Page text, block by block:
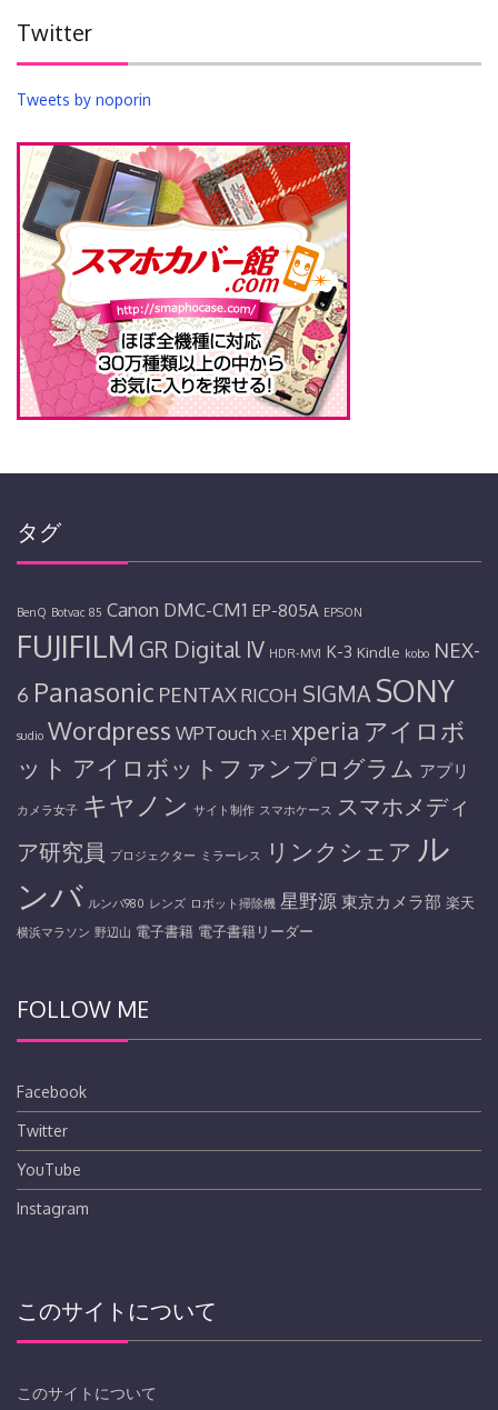
Twitter
Tweets by noporin
タグ
BenQ Botvac 85 Canon DMC-CM1 EP-805A EPSON
FUJIFILM GR Digital IV HDR-MV1 K-3 Kindle kobo NEX-
6 Panasonic PENTAXRICOH SIGMA SONY
sudio Wordpress WPTouch X-E1 xperia アイロボ
ット アイロボットファンプログラム アプリ
カメラ女子 キヤノン サイト制作 スマホケース
スマホメディ
ア研究員 プロジェクター ミラーレス リンクシェア ル
ンバ ルンバ980 レンズ ロボット掃除機 星野源 東京カメラ部 楽天
横浜マラソン 野辺山 電子書籍 電子書籍リーダー
FOLLOW ME
Facebook
Twitter
YouTube
Instagram
このサイトについて
このサイトについて